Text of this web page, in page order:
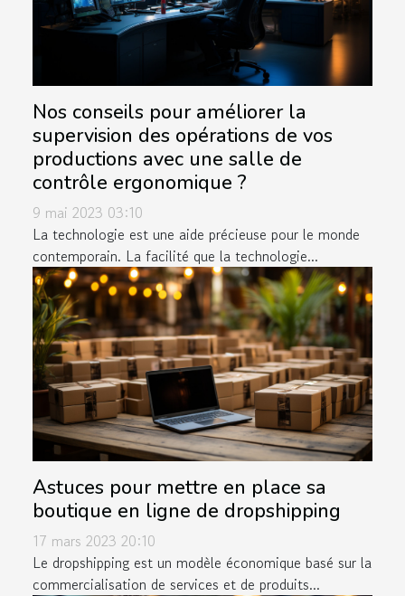
Nos conseils pour améliorer la
supervision des opérations de vos
productions avec une salle de
contrôle ergonomique ?
9 mai 2023 03:10
La technologie est une aide précieuse pour le monde
contemporain. La facilité que la technologie...
Astuces pour mettre en place sa
boutique en ligne de dropshipping
17 mars 2023 20:10
Le dropshipping est un modèle économique basé sur la
commercialisation de services et de produits...